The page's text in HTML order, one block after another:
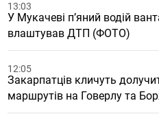
13:03
У Мукачеві п’яний водій
влаштував ДТП (ФОТО)
12:05
Закарпатців кличуть
маршрутів на Говерлу та